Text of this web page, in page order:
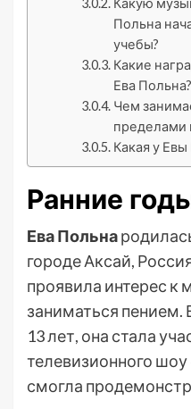
Какую
Польна
учебы?
Какие
Ева Польна?
Чем
пределами
Какая у
Ранние
Ева Польна
городе Аксай,
проявила интерес к
заниматься пением.
13 лет, она стала
телевизионного шоу
смогла